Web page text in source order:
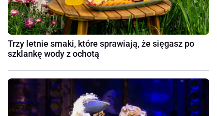
Trzy letnie smaki, które sprawiają, że sięgasz po
szklankę wody z ochotą